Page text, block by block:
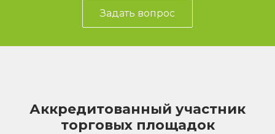
Задать вопрос
Аккредитованный участник
торговых площадок